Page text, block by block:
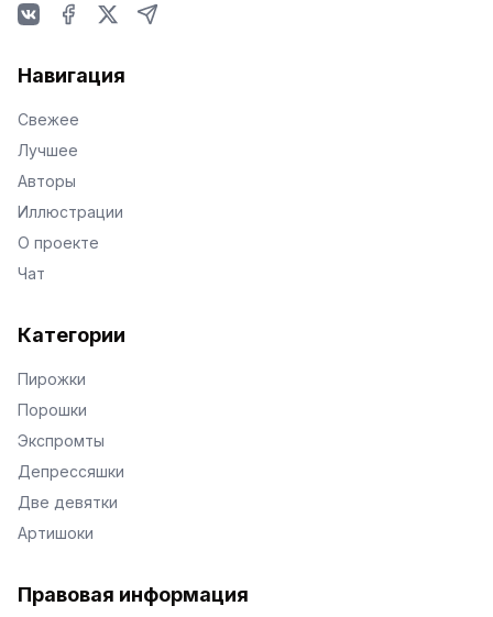
Навигация
Свежее
Лучшее
Авторы
Иллюстрации
О проекте
Чат
Категории
Пирожки
Порошки
Экспромты
Депрессяшки
Две девятки
Артишоки
Правовая информация